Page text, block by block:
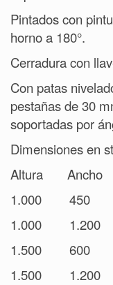
Pintados con
horno a 180°.
Cerradura con
Con patas
pestañas de 30
soportadas por
Dimensiones en
Altura
Ancho
1.000
450
1.000
1.200
1.500
600
1.500
1.200